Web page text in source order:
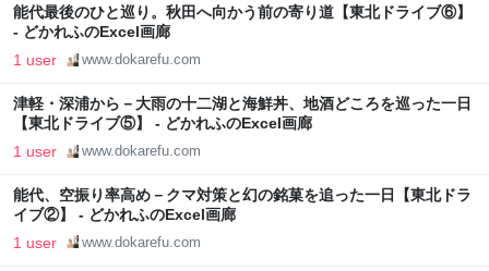
能代最後のひと巡り。秋田へ向かう前の寄り道【東北ドライブ⑥】
- どかれふのExcel画廊
1 user www.dokarefu.com
津軽・深浦から－大雨の十二湖と海鮮丼、地酒どころを巡った一日
【東北ドライブ⑤】 - どかれふのExcel画廊
1 user www.dokarefu.com
能代、空振り率高め－クマ対策と幻の銘菓を追った一日【東北ドラ
イブ②】 - どかれふのExcel画廊
1 user www.dokarefu.com